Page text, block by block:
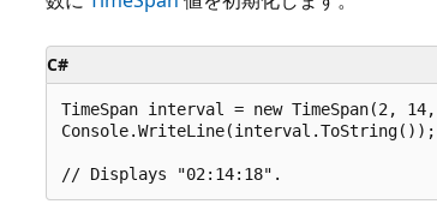
C#
TimeSpan interval = new TimeSpan(2,